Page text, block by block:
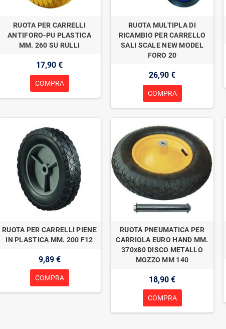
RUOTA PER CARRELLI
ANTIFORO-PU PLASTICA
MM. 260 SU RULLI
17,90 €
COMPRA
RUOTA MULTIPLA DI
RICAMBIO PER CARRELLO
SALI SCALE NEW MODEL
FORO 20
26,90 €
COMPRA
RUOTA PER CARRELLI PIENE
IN PLASTICA MM. 200 F12
9,89 €
COMPRA
RUOTA PNEUMATICA PER
CARRIOLA EURO HAND MM.
370x80 DISCO METALLO
MOZZO MM 140
18,90 €
COMPRA